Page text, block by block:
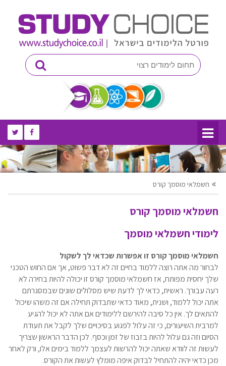
חשמלאי מוסמך קורס
חשמלאי מוסמך קורס
לימודי חשמלאי מוסמך
חשמלאי מוסמך קורס זו אפשרות שכדאי לך לשקול
לבחור מה אתה רוצה ללמוד בחיים זה לא דבר פשוט, אך אם החוש הטכני
שלך יחסית מפותח, אז חשמלאי מוסמך קורס זו יכולה להיות בחירה לא
רעה עבורך. ראשית, כדאי לך לדעת שיש מסלולים שונים שבמסגרתם
אתה יכול ללמוד, ושנית, מאוד כדאי שתבדוק תחילה אם זה משהו שיכול
להתאים לך. אין כל סיבה להירשם ללימודים אם אתה לא יכול להגיע
למרבית השיעורים, כי זה עלול לפגוע בסיכויים שלך לקבל את תעודת
הסיום וזה גם עלול להיות בזבוז של זמן וכסף. לכן הדבר הראשון שצריך
לעשות זה לוודא שאתה יכול להרשות לעצמך ללמוד בימים אלו, ורק לאחר
מכן כדאי יהיה להתחיל לבדוק איפה מומלץ לעשות את הקורס.